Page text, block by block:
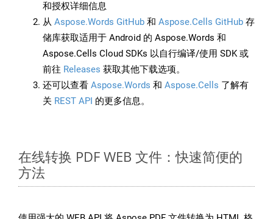
和授权详细信息
从 Aspose.Words GitHub 和 Aspose.Cells GitHub 存
储库获取适用于 Android 的 Aspose.Words 和
Aspose.Cells Cloud SDKs 以自行编译/使用 SDK 或
前往 Releases 获取其他下载选项。
还可以查看 Aspose.Words 和 Aspose.Cells 了解有
关 REST API 的更多信息。
在线转换 PDF WEB 文件：快速简便的
方法